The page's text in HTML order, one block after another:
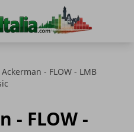
- FLOW - LMB
- FLOW -